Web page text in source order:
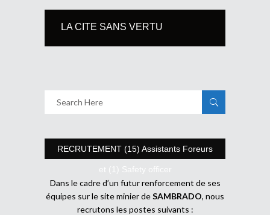
LA CITE SANS VERTU
RECRUTEMENT (15) Assistants Foreurs
et (1) Safety officer
Dans le cadre d’un futur renforcement de ses
équipes sur le site minier deSAMBRADO, nous
recrutons les postes suivants :